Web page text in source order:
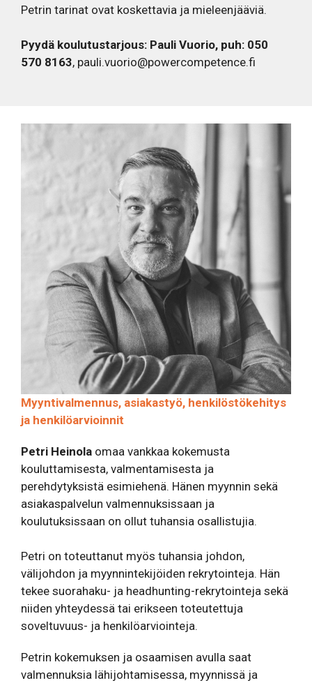
Petrin tarinat ovat koskettavia ja mieleenjääviä.
Pyydä koulutustarjous: Pauli Vuorio, puh: 050
570 8163, pauli.vuorio@powercompetence.fi
Myyntivalmennus, asiakastyö, henkilöstökehitys
ja henkilöarvioinnit
Petri Heinola omaa vankkaa kokemusta
kouluttamisesta, valmentamisesta ja
perehdytyksistä esimiehenä. Hänen myynnin sekä
asiakaspalvelun valmennuksissaan ja
koulutuksissaan on ollut tuhansia osallistujia.
Petri on toteuttanut myös tuhansia johdon,
välijohdon ja myynnintekijöiden rekrytointeja. Hän
tekee suorahaku- ja headhunting-rekrytointeja sekä
niiden yhteydessä tai erikseen toteutettuja
soveltuvuus- ja henkilöarviointeja.
Petrin kokemuksen ja osaamisen avulla saat
valmennuksia lähijohtamisessa, myynnissä ja